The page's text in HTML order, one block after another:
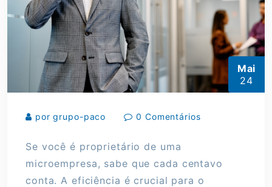
Mai
24
por grupo-paco 0 Comentários
Se você é proprietário de uma
microempresa, sabe que cada centavo
conta. A eficiência é crucial para o